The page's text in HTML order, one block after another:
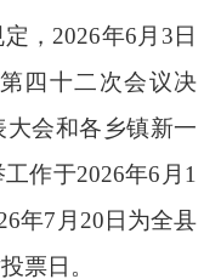
， 2026年6 月 3日
四十二次会议决
会和各乡镇新一
工作于2026年6 月 1
年7 月 20日为全县
票日。